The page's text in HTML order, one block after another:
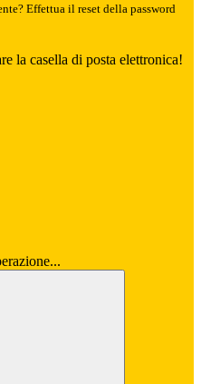
Effettua il reset della password
la casella di posta elettronica!